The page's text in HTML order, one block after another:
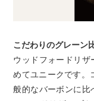
こだわりのグレーン
ウッドフォードリザ
めてユニークです。
般的なバーボンに比